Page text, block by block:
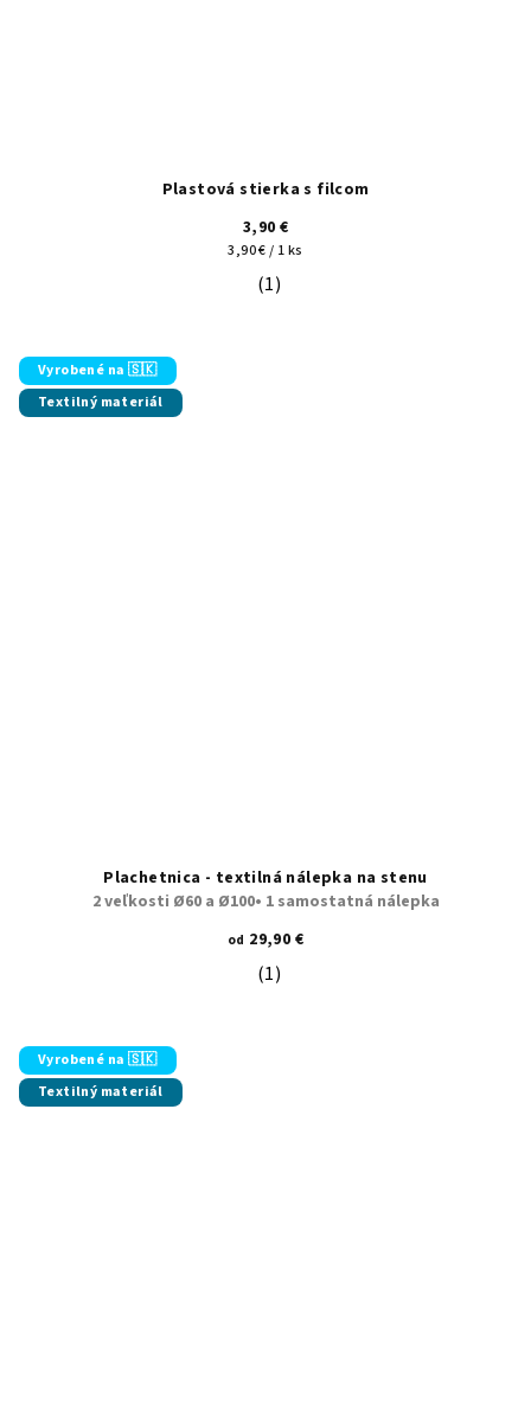
Plastová stierka s filcom
3,90 €
Jednotková
cena:
3,90 € / 1 ks
Priemerné hodnotenie produktu
(1)
Vyrobené na 🇸🇰
Textilný materiál
Plachetnica - textilná nálepka na stenu
2 veľkosti Ø60 a Ø100• 1 samostatná nálepka
od 29,90 €
Priemerné hodnotenie produktu
(1)
Vyrobené na 🇸🇰
Textilný materiál